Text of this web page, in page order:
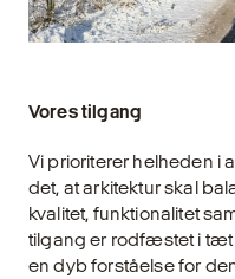
Vores tilgang
Vi prioriterer helheden i
det, at arkitektur skal
kvalitet, funktionalitet
tilgang er rodfæstet i tæt
en dyb forståelse for